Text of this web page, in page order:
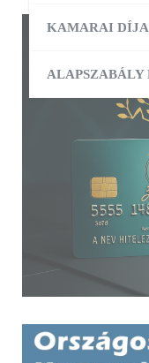
KAMARAI
ALAPSZABÁLY